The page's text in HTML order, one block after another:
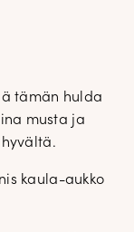
tämän hulda
musta ja
kaula-aukko